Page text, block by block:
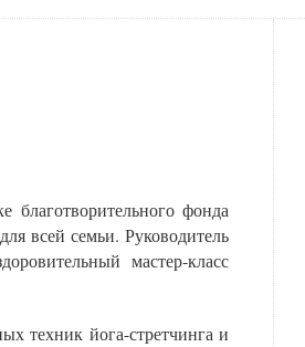
фонда
всей семьи. Руководитель
мастер-класс
техник йога-стретчинга и